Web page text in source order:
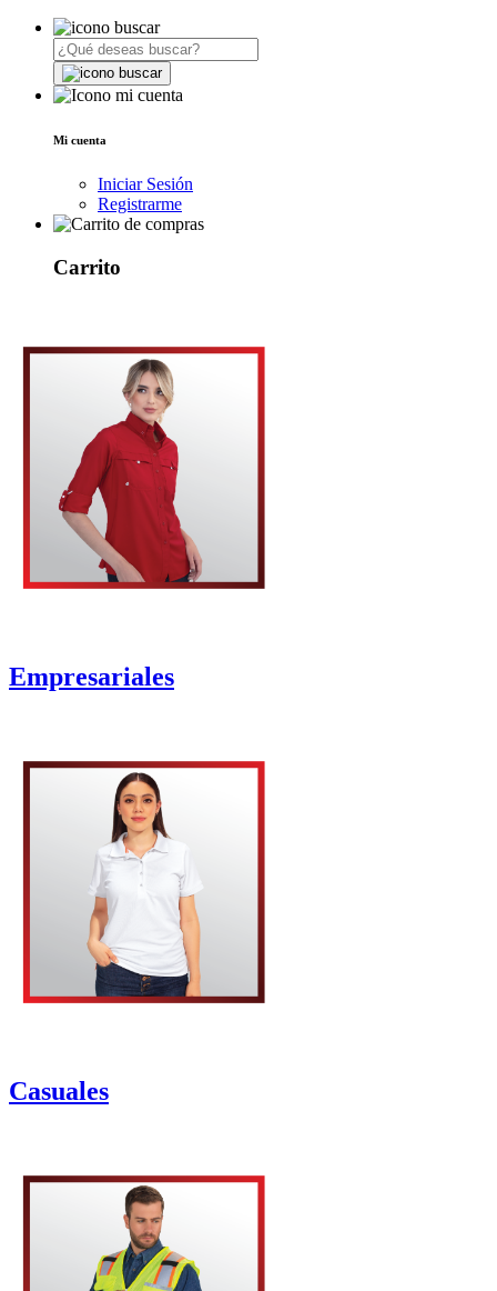
Mi cuenta
Iniciar Sesión
Registrarme
Carrito
Empresariales
Casuales